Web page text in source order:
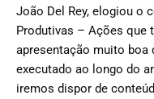
João Del Rey, elogiou o
Produtivas – Ações que
apresentação muito boa
executado ao longo do
iremos dispor de